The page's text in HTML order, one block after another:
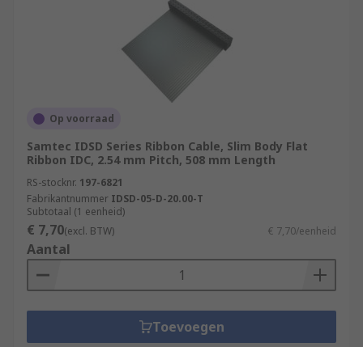
Op voorraad
Samtec IDSD Series Ribbon Cable, Slim Body Flat
Ribbon IDC, 2.54 mm Pitch, 508 mm Length
RS-stocknr. 197-6821
Fabrikantnummer IDSD-05-D-20.00-T
Subtotaal (1 eenheid)
€ 7,70(excl. BTW) € 7,70/eenheid
Aantal
Toevoegen